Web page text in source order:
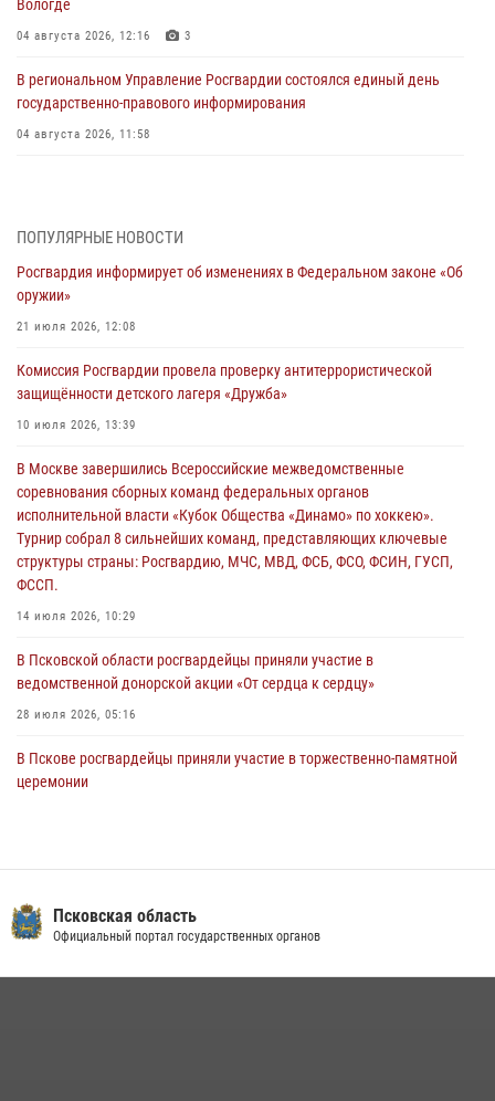
Вологде
04 августа 2026, 12:16 3
В региональном Управление Росгвардии состоялся единый день
государственно-правового информирования
04 августа 2026, 11:58
03 августа 2026, 17:21
21 единицу оружия изъяли Псковские росгвардейцы за неделю
03 августа 2026, 14:10
безопасности во время празднования Дня ВДВ
02 августа 2026, 13:28
улицу Труда
31 июля 2026, 13:53
В Санкт-Петербурге прошел окружной этап ежегодного
Всероссийского конкурса профессионального мастерства среди
сотрудников вневедомственной охраны Росгвардии, Псковские
Росгвардейцы одержали победу
ПОПУЛЯРНЫЕ НОВОСТИ
Росгвардия информирует об изменениях в Федеральном законе «Об
оружии»
21 июля 2026, 12:08
Комиссия Росгвардии провела проверку антитеррористической
защищённости детского лагеря «Дружба»
10 июля 2026, 13:39
В Москве завершились Всероссийские межведомственные
соревнования сборных команд федеральных органов
исполнительной власти «Кубок Общества «Динамо» по хоккею».
Турнир собрал 8 сильнейших команд, представляющих ключевые
структуры страны: Росгвардию, МЧС, МВД, ФСБ, ФСО, ФСИН, ГУСП,
ФССП.
14 июля 2026, 10:29
В Псковской области росгвардейцы приняли участие в
ведомственной донорской акции «От сердца к сердцу»
28 июля 2026, 05:16
В Пскове росгвардейцы приняли участие в торжественно-памятной
церемонии
сотрудников вневедомственной охраны Росгвардии, Псковские
Росгвардейцы одержали победу
Псковская область
Официальный портал государственных органов